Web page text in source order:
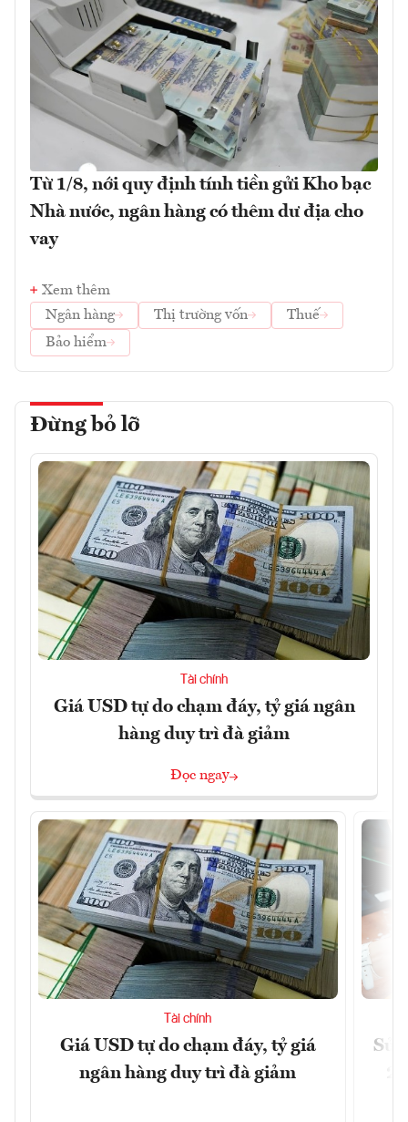
Từ 1/8, nới quy định tính tiền gửi Kho bạc
Nhà nước, ngân hàng có thêm dư địa cho
vay
Xem thêm
Ngân hàng
Thị trường vốn
Thuế
Bảo hiểm
Đừng bỏ lỡ
Tài chính
Giá USD tự do chạm đáy, tỷ giá ngân
hàng duy trì đà giảm
Đọc ngay
Tài chính
Giá USD tự do chạm đáy, tỷ giá
ngân hàng duy trì đà giảm